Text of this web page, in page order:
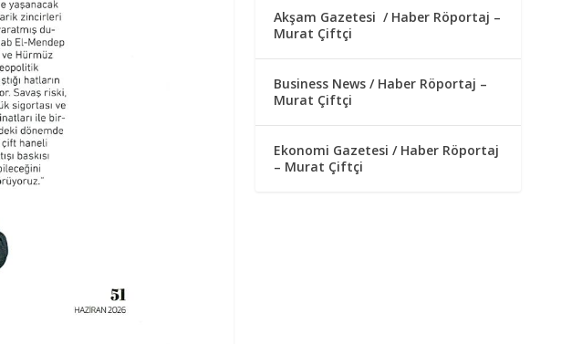
Akşam Gazetesi / Haber Röportaj –
Murat Çiftçi
Business News / Haber Röportaj –
Murat Çiftçi
Ekonomi Gazetesi / Haber Röportaj
– Murat Çiftçi